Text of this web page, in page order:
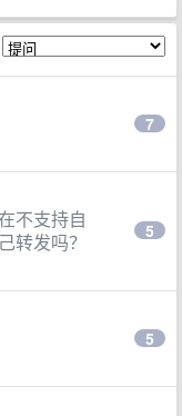
7
不支持自
转发吗？
5
5